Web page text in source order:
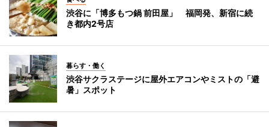
渋谷に「博多もつ鍋 前田屋」 福岡発、新宿に続
き都内2号店
暮らす・働く
渋谷サクラステージに屋外エアコンやミストの「避
暑」スポット